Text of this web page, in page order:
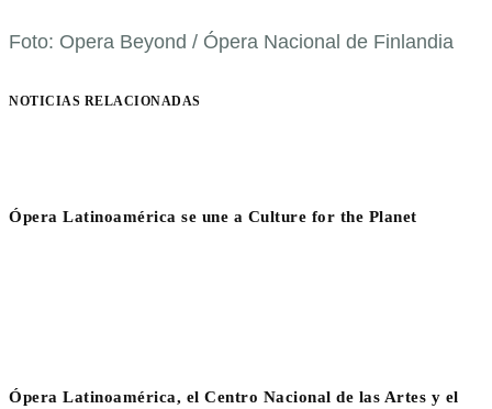
Foto: Opera Beyond / Ópera Nacional de Finlandia
NOTICIAS RELACIONADAS
Ópera Latinoamérica se une a Culture for the Planet
Ópera Latinoamérica, el Centro Nacional de las Artes y el